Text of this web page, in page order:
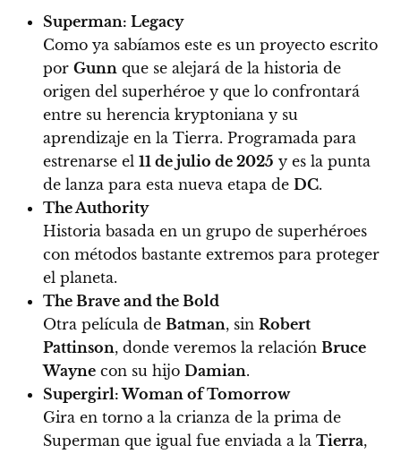
Superman: Legacy
Como ya sabíamos este es un proyecto escrito
por Gunn que se alejará de la historia de
origen del superhéroe y que lo confrontará
entre su herencia kryptoniana y su
aprendizaje en la Tierra. Programada para
estrenarse el 11 de julio de 2025 y es la punta
de lanza para esta nueva etapa de DC.
The Authority
Historia basada en un grupo de superhéroes
con métodos bastante extremos para proteger
el planeta.
The Brave and the Bold
Otra película de Batman, sin Robert
Pattinson, donde veremos la relación Bruce
Wayne con su hijo Damian.
Supergirl: Woman of Tomorrow
Gira en torno a la crianza de la prima de
Superman que igual fue enviada a la Tierra,